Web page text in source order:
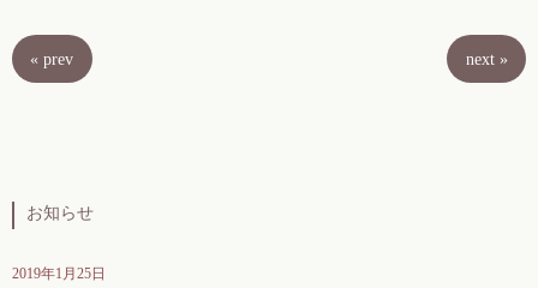
« prev next »
お知らせ
2019年1月25日